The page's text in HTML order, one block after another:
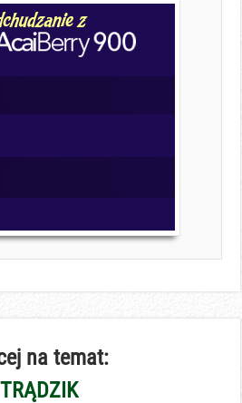
na temat:
TRĄDZIK